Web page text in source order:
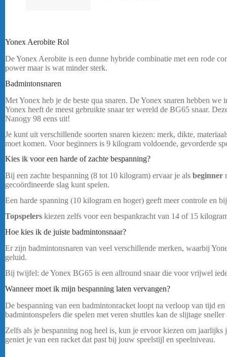
Yonex Aerobite Rol
De Yonex Aerobite is een dunne hybride combinatie met een rode
power maar is wat minder sterk.
Badmintonsnaren
Met Yonex heb je de beste qua snaren. De Yonex snaren hebben
Yonex heeft de meest gebruikte snaar ter wereld de BG65 snaar.
Nanogy 98 eens uit!
Je kunt uit verschillende soorten snaren kiezen: merk, dikte,
moet komen. Voor beginners is 9 kilogram voldoende, gevorderde
Kies ik voor een harde of zachte bespanning?
Bij een zachte bespanning (8 tot 10 kilogram) ervaar je als beginner
gecoördineerde slag kunt spelen.
Een harde spanning (10 kilogram en hoger) geeft meer controle en
Topspelers kiezen zelfs voor een bespankracht van 14 of 15
Hoe kies ik de juiste badmintonsnaar?
Er zijn badmintonsnaren van veel verschillende merken, waarbij
geluid.
Bij twijfel: de Yonex BG65 is een allround snaar die voor vrijwel
Wanneer moet ik mijn bespanning laten vervangen?
De bespanning van een badmintonracket loopt na verloop van tijd
badmintonspelers die spelen met veren shuttles kan de slijtage
Zelfs als je bespanning nog heel is, kun je ervoor kiezen om
geniet je van een racket dat past bij jouw speelstijl en speelniveau.